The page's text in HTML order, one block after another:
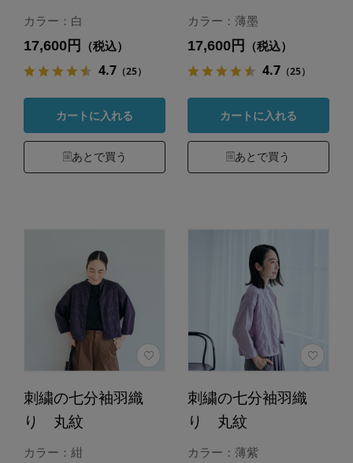
カラー：白
17,600円 （税込）
4.7（25）
カートに入れる
あとで買う
カラー：薄墨
17,600円 （税込）
4.7（25）
カートに入れる
あとで買う
刺繍の七分袖羽織
り 丸紋
カラー：紺
刺繍の七分袖羽織
り 丸紋
カラー：薄紫